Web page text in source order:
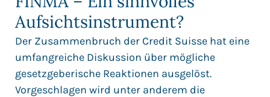
Aufsichtsinstrument?
Der Zusammenbruch der Credit Suisse hat eine
umfangreiche Diskussion über mögliche
gesetzgeberische Reaktionen ausgelöst.
Vorgeschlagen wird unter anderem die